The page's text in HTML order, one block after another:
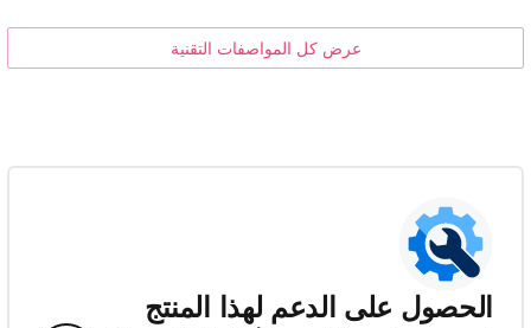
عرض كل المواصفات التقنية
الحصول على الدعم لهذا المنتج